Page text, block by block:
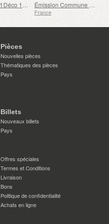
100 Ans D'art Déco 1925-2025 Émission Commune de Timbres France-Japon
France
Pièces
Nouvelles pièces
Thématiques des pièces
Pays
Billets
Nouveaux billets
Pays
Offres spéciales
Termes et Conditions
Livraison
Bons
Politique de confidentialité
Achats en ligne